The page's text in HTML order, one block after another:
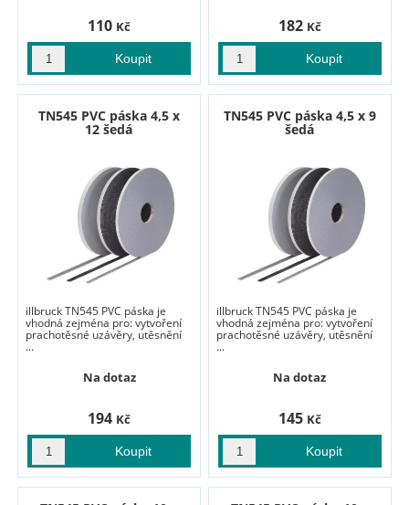
110 Kč 182 Kč
TN545 PVC páska 4,5 x
12 šedá
illbruck TN545 PVC páska je
vhodná zejména pro: vytvoření
prachotěsné uzávěry, utěsnění
...
Na dotaz
194 Kč
TN545 PVC páska 4,5 x 9
šedá
illbruck TN545 PVC páska je
vhodná zejména pro: vytvoření
prachotěsné uzávěry, utěsnění
...
Na dotaz
145 Kč